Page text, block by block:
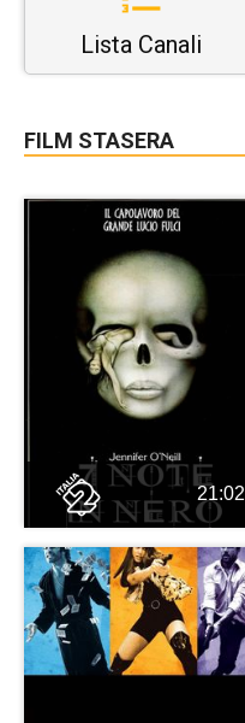
Lista Canali
FILM STASERA
21:02